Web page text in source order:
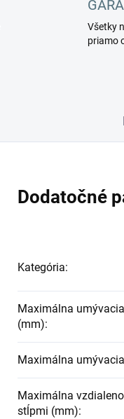
Všetky
priamo
Dodatočné
Kategória:
Maximálna
(mm):
Maximálna
Maximálna
stĺpmi (mm):